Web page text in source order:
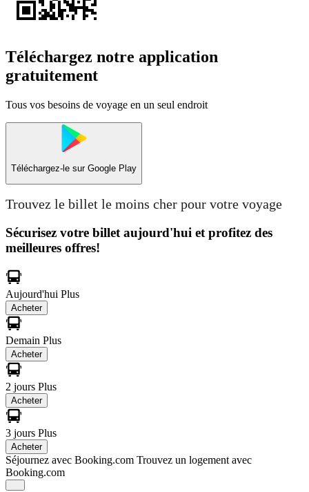
Téléchargez notre application
gratuitement
Tous vos besoins de voyage en un seul endroit
Téléchargez-le sur Google Play
Trouvez le billet le moins cher pour votre voyage
Sécurisez votre billet aujourd'hui et profitez des
meilleures offres!
Aujourd'hui Plus
Acheter
Demain Plus
Acheter
2 jours Plus
Acheter
3 jours Plus
Acheter
Séjournez avec Booking.com Trouvez un logement avec
Booking.com